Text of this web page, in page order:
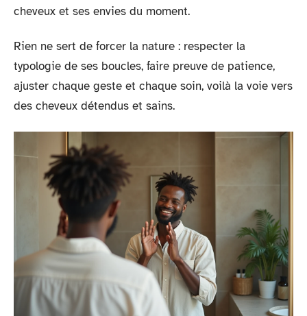
cheveux et ses envies du moment.
Rien ne sert de forcer la nature : respecter la
typologie de ses boucles, faire preuve de patience,
ajuster chaque geste et chaque soin, voilà la voie vers
des cheveux détendus et sains.